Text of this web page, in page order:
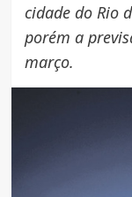
cidade do Rio
porém a
março.